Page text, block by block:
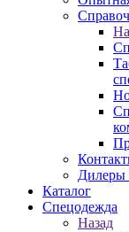
Каталог
Спецодежда
Назад